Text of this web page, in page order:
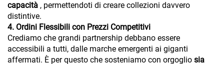
capacità , permettendoti di creare collezioni davvero
distintive.
4. Ordini Flessibili con Prezzi Competitivi
Crediamo che grandi partnership debbano essere
accessibili a tutti, dalle marche emergenti ai giganti
affermati. È per questo che sosteniamo con orgoglio sia